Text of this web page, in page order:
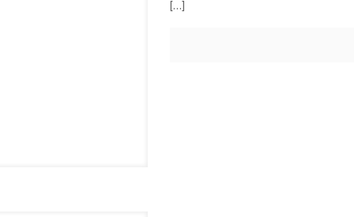
[…]